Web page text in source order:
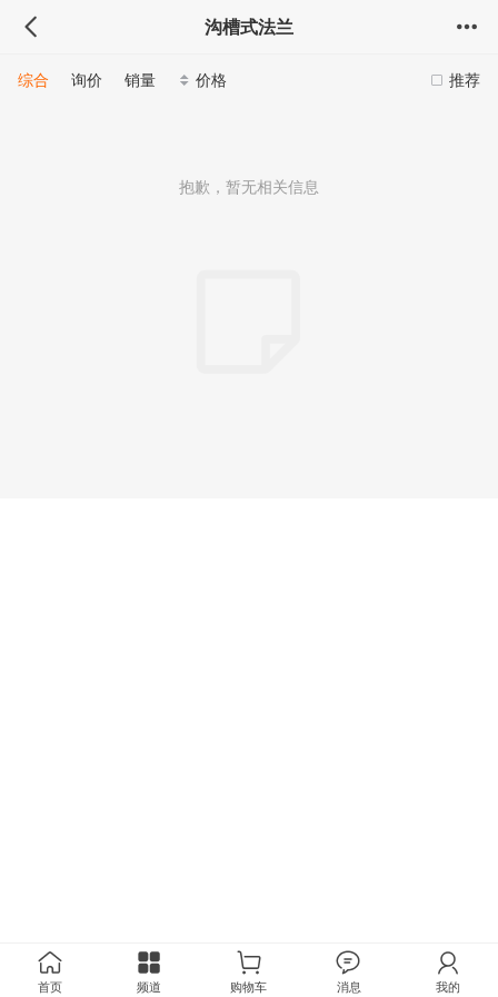
沟槽式法兰
推荐
综合 询价 销量 价格
抱歉，暂无相关信息
首页 频道 购物车 消息 我的